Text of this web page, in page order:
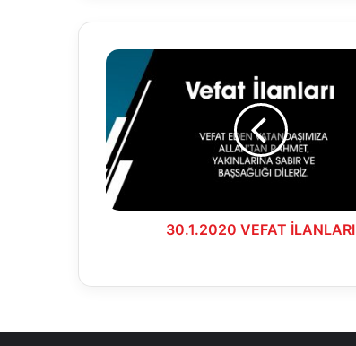
30.1.2020
VEFAT
İLANLARI
30.1.2020 VEFAT İLANLARI